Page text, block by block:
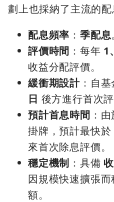
劃上也採納了主流的配
配息頻率 ：季配息
評價時間 ：每年 1
收益分配評價。
緩衝期設計 ：自
日 後方進行首次評
預計首息時間 ：
掛牌，預計最快於
來首次除息評價。
穩定機制 ：具備
因規模快速擴張
額。